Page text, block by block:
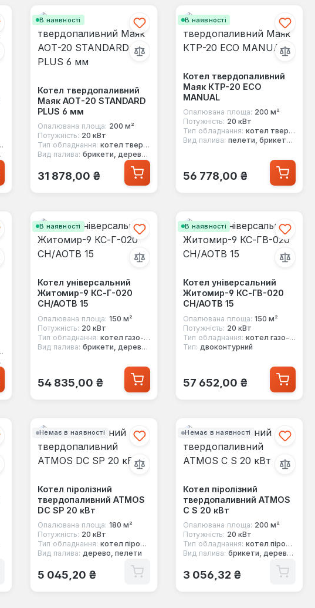
В наявності
Котел твердопаливний
Маяк АОТ-20 STANDARD
PLUS 6 мм
Опалювана площа: 200 м²
Потужність: 20 кВт
Тип обладнання: котел твердопаливний
Вид палива: брикети, дерево, вугілля, кокс
Звичайна ціна:
31 878,00 ₴
В наявності
Котел твердопаливний
Маяк КТР-20 ECO
MANUAL
Опалювана площа: 200 м²
Потужність: 20 кВт
Тип обладнання: котел твердопаливний
Вид палива: пелети, брикети, дерево, вугілля
Звичайна ціна:
56 778,00 ₴
В наявності
Котел універсальний
Житомир-9 КС-Г-020
СН/АОТВ 15
Опалювана площа: 150 м²
Потужність: 20 кВт
Тип обладнання: котел газо-твердопаливний
Вид палива: брикети, дерево, вугілля, природний газ
Звичайна ціна:
54 835,00 ₴
В наявності
Котел універсальний
Житомир-9 КС-ГВ-020
СН/АОТВ 15
Опалювана площа: 150 м²
Потужність: 20 кВт
Тип обладнання: котел газо-твердопаливний
Тип: двоконтурний
Звичайна ціна:
57 652,00 ₴
Немає в наявності
Котел піролізний
твердопаливний ATMOS
DC SP 20 кВт
Опалювана площа: 180 м²
Потужність: 20 кВт
Тип обладнання: котел піролізний
Вид палива: дерево, пелети
Звичайна ціна:
5 045,20 ₴
Немає в наявності
Котел піролізний
твердопаливний ATMOS
С S 20 кВт
Опалювана площа: 200 м²
Потужність: 20 кВт
Тип обладнання: котел піролізний
Вид палива: брикети, дерево, вугілля
Звичайна ціна:
3 056,32 ₴